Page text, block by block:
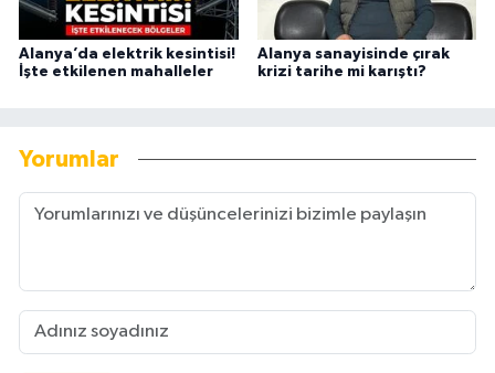
Alanya’da elektrik kesintisi!
İşte etkilenen mahalleler
Alanya sanayisinde çırak
krizi tarihe mi karıştı?
Yorumlar